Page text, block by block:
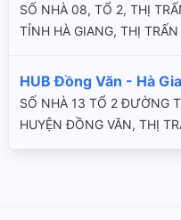
SỐ NHÀ 08, TỔ 2, THỊ
TỈNH HÀ GIANG, THỊ TRẤN
HUB Đồng Văn - Hà
SỐ NHÀ 13 TỔ 2 ĐƯỜNG
HUYỆN ĐỒNG VĂN, THỊ